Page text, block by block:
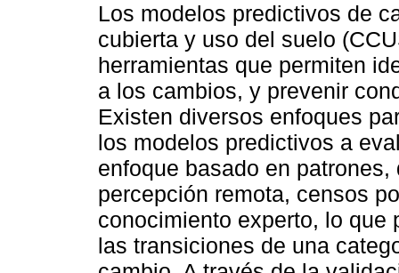
Los modelos predictivos de
cubierta y uso del suelo
herramientas que permiten
a los cambios, y prevenir
Existen diversos enfoques
los modelos predictivos a
enfoque basado en
percepción remota, censos
conocimiento experto, lo que
las transiciones de una